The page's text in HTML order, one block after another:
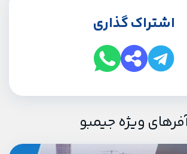
اشتراک گذاری
ویژه جیمبو